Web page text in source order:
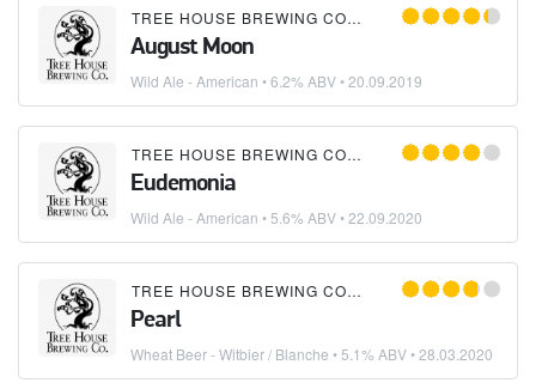
TREE HOUSE BREWING COMPANY
August Moon
Wild Ale - American • 6.2% ABV •20.09.2019
TREE HOUSE BREWING COMPANY
Eudemonia
Wild Ale - American • 5.6% ABV •22.09.2020
TREE HOUSE BREWING COMPANY
Pearl
Wheat Beer - Witbier / Blanche • 5.1% ABV •28.03.2020